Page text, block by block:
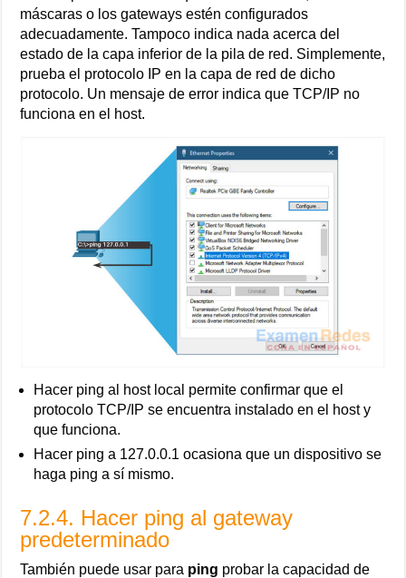
máscaras o los gateways estén configurados
adecuadamente. Tampoco indica nada acerca del
estado de la capa inferior de la pila de red. Simplemente,
prueba el protocolo IP en la capa de red de dicho
protocolo. Un mensaje de error indica que TCP/IP no
funciona en el host.
Hacer ping al host local permite confirmar que el
protocolo TCP/IP se encuentra instalado en el host y
que funciona.
Hacer ping a 127.0.0.1 ocasiona que un dispositivo se
haga ping a sí mismo.
7.2.4. Hacer ping al gateway
predeterminado
También puede usar para ping probar la capacidad de